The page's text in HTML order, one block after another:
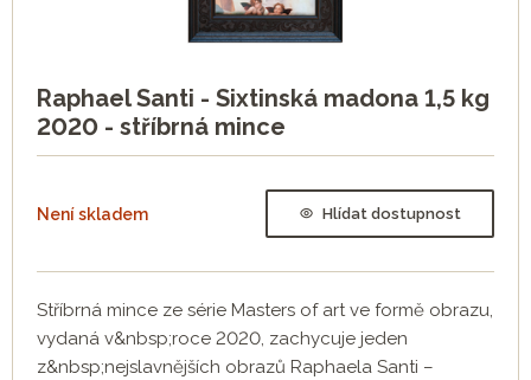
Raphael Santi - Sixtinská madona 1,5 kg
2020 - stříbrná mince
Není skladem Hlídat dostupnost
Stříbrná mince ze série Masters of art ve formě obrazu,
vydaná v&nbsp;roce 2020, zachycuje jeden
z&nbsp;nejslavnějších obrazů Raphaela Santi –